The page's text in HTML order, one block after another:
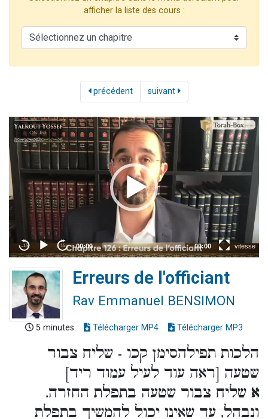
6 personnes viennent de faire un don pour 5 enfants déjà orphelins risquent de perdre leur maman
2 personnes viennent de faire un don pour Reloger Rivka, 6 enfants, victime de violences...
3 personnes viennent de faire un don pour Diane, 80 ans, dans un appartement insalubre
afficher la liste des cours :
précédent suivant
Erreurs de l'officiant
Rav Emmanuel BENSIMON
5 minutes Télécharger MP4 Télécharger MP3
הלכות תפילהסימן קכו - שליח צבור
שטעה [ראה עוד לעיל עמוד ריד]
א שליח צבור שטעה בתפלת החזרה,
ונבהל, עד שאינו יכול להמשיך בתפלת